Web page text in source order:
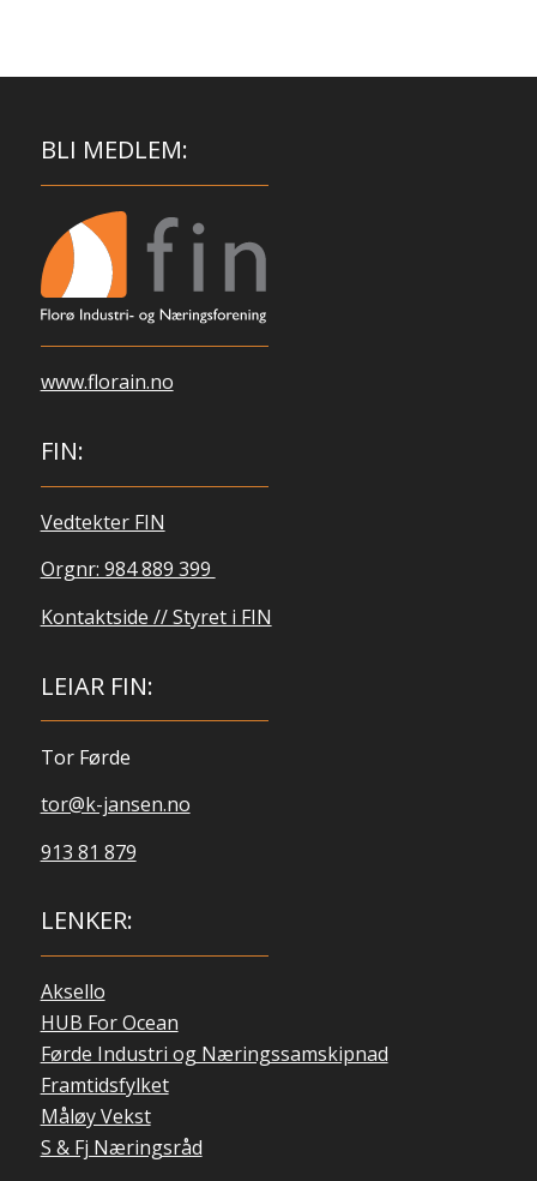
BLI MEDLEM:
www.florain.no
FIN:
Vedtekter FIN
Orgnr: 984 889 399
Kontaktside // Styret i FIN
LEIAR FIN:
Tor Førde
tor@k-jansen.no
913 81 879
LENKER:
Aksello
HUB For Ocean
Førde Industri og Næringssamskipnad
Framtidsfylket
Måløy Vekst
S & Fj Næringsråd